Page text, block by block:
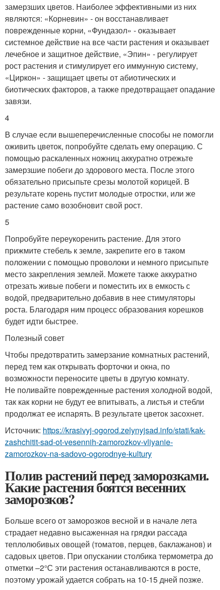
замерзших цветов. Наиболее эффективными из них
являются: «Корневин» - он восстанавливает
поврежденные корни, «Фундазол» - оказывает
системное действие на все части растения и оказывает
лечебное и защитное действие, «Эпин» - регулирует
рост растения и стимулирует его иммунную систему,
«Циркон» - защищает цветы от абиотических и
биотических факторов, а также предотвращает опадание
завязи.
4
В случае если вышеперечисленные способы не помогли
оживить цветок, попробуйте сделать ему операцию. С
помощью раскаленных ножниц аккуратно отрежьте
замерзшие побеги до здорового места. После этого
обязательно присыпьте срезы молотой корицей. В
результате корень пустит молодые отростки, или же
растение само возобновит свой рост.
5
Попробуйте переукоренить растение. Для этого
прижмите стебель к земле, закрепите его в таком
положении с помощью проволоки и немного присыпьте
место закрепления землей. Можете также аккуратно
отрезать живые побеги и поместить их в емкость с
водой, предварительно добавив в нее стимуляторы
роста. Благодаря ним процесс образования корешков
будет идти быстрее.
Полезный совет
Чтобы предотвратить замерзание комнатных растений,
перед тем как открывать форточки и окна, по
возможности переносите цветы в другую комнату.
Не поливайте поврежденные растения холодной водой,
так как корни не будут ее впитывать, а листья и стебли
продолжат ее испарять. В результате цветок засохнет.
Источник: https://krasivyj-ogorod.zelynyjsad.info/stati/kak-
zashchitit-sad-ot-vesennih-zamorozkov-vliyanie-
zamorozkov-na-sadovo-ogorodnye-kultury
Полив растений перед заморозками.
Какие растения боятся весенних
заморозков?
Больше всего от заморозков весной и в начале лета
страдает недавно высаженная на грядки рассада
теплолюбивых овощей (томатов, перцев, баклажанов) и
садовых цветов. При опускании столбика термометра до
отметки –2°С эти растения останавливаются в росте,
поэтому урожай удается собрать на 10-15 дней позже.